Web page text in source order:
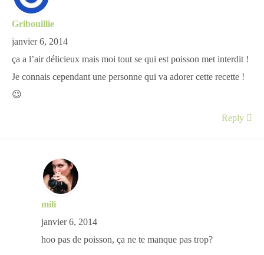
Gribouillie
janvier 6, 2014
ça a l’air délicieux mais moi tout se qui est poisson met interdit !
Je connais cependant une personne qui va adorer cette recette !
😉
Reply
mili
janvier 6, 2014
hoo pas de poisson, ça ne te manque pas trop?